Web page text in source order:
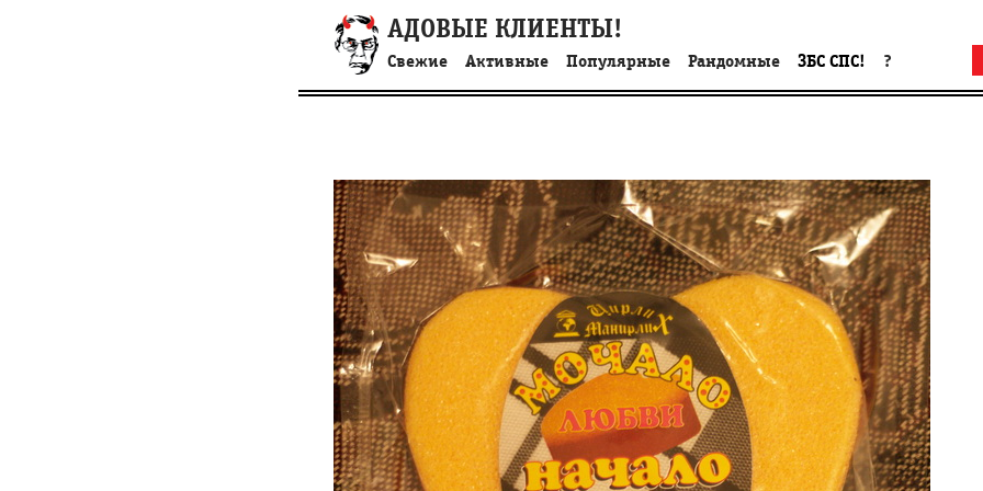
АДОВЫЕ КЛИЕНТЫ!
Свежие Активные Популярные Рандомные ЗБС СПС! ?